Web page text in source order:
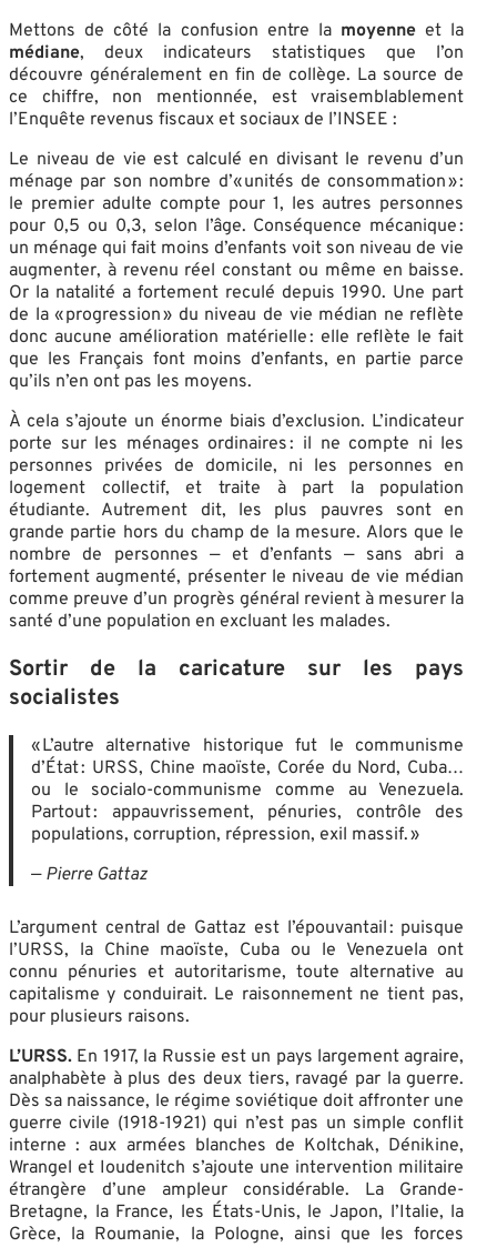
Mettons de côté la confusion entre la moyenne et la
médiane, deux indicateurs statistiques que l’on
découvre généralement en fin de collège. La source de
ce chiffre, non mentionnée, est vraisemblablement
l’Enquête revenus fiscaux et sociaux de l’INSEE :
Le niveau de vie est calculé en divisant le revenu d’un
ménage par son nombre d’« unités de consommation » :
le premier adulte compte pour 1, les autres personnes
pour 0,5 ou 0,3, selon l’âge. Conséquence mécanique :
un ménage qui fait moins d’enfants voit son niveau de vie
augmenter, à revenu réel constant ou même en baisse.
Or la natalité a fortement reculé depuis 1990. Une part
de la « progression » du niveau de vie médian ne reflète
donc aucune amélioration matérielle : elle reflète le fait
que les Français font moins d’enfants, en partie parce
qu’ils n’en ont pas les moyens.
À cela s’ajoute un énorme biais d’exclusion. L’indicateur
porte sur les ménages ordinaires : il ne compte ni les
personnes privées de domicile, ni les personnes en
logement collectif, et traite à part la population
étudiante. Autrement dit, les plus pauvres sont en
grande partie hors du champ de la mesure. Alors que le
nombre de personnes — et d’enfants — sans abri a
fortement augmenté, présenter le niveau de vie médian
comme preuve d’un progrès général revient à mesurer la
santé d’une population en excluant les malades.
Sortir de la caricature sur les pays
socialistes
« L’autre alternative historique fut le communisme
d’État : URSS, Chine maoïste, Corée du Nord, Cuba…
ou le socialo-communisme comme au Venezuela.
Partout : appauvrissement, pénuries, contrôle des
populations, corruption, répression, exil massif. »
— Pierre Gattaz
L’argument central de Gattaz est l’épouvantail : puisque
l’URSS, la Chine maoïste, Cuba ou le Venezuela ont
connu pénuries et autoritarisme, toute alternative au
capitalisme y conduirait. Le raisonnement ne tient pas,
pour plusieurs raisons.
L’URSS. En 1917, la Russie est un pays largement agraire,
analphabète à plus des deux tiers, ravagé par la guerre.
Dès sa naissance, le régime soviétique doit affronter une
guerre civile (1918-1921) qui n’est pas un simple conflit
interne : aux armées blanches de Koltchak, Dénikine,
Wrangel et Ioudenitch s’ajoute une intervention militaire
étrangère d’une ampleur considérable. La Grande-
Bretagne, la France, les États-Unis, le Japon, l’Italie, la
Grèce, la Roumanie, la Pologne, ainsi que les forces